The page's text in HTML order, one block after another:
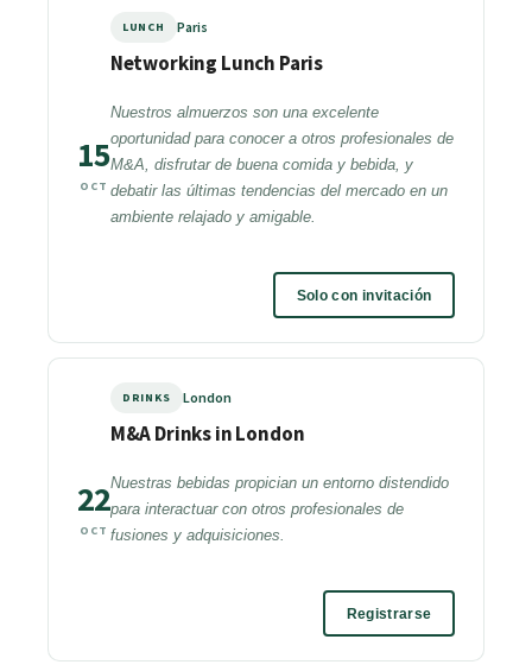
15
OCT
LUNCH Paris
Networking Lunch Paris
Nuestros almuerzos son una excelente
oportunidad para conocer a otros profesionales de
M&A, disfrutar de buena comida y bebida, y
debatir las últimas tendencias del mercado en un
ambiente relajado y amigable.
Solo con invitación
22
OCT
DRINKS London
M&A Drinks in London
Nuestras bebidas propician un entorno distendido
para interactuar con otros profesionales de
fusiones y adquisiciones.
Registrarse